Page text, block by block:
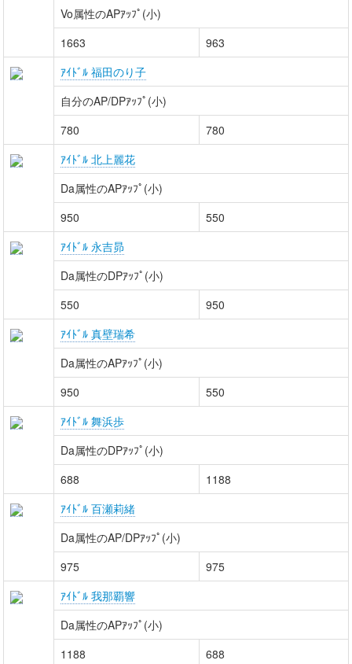
Vo属性のAPｱｯﾌﾟ(小)
1663
963
ｱｲﾄﾞﾙ 福田のり子
自分のAP/DPｱｯﾌﾟ(小)
780
780
ｱｲﾄﾞﾙ 北上麗花
Da属性のAPｱｯﾌﾟ(小)
950
550
ｱｲﾄﾞﾙ 永吉昴
Da属性のDPｱｯﾌﾟ(小)
550
950
ｱｲﾄﾞﾙ 真壁瑞希
Da属性のAPｱｯﾌﾟ(小)
950
550
ｱｲﾄﾞﾙ 舞浜歩
Da属性のDPｱｯﾌﾟ(小)
688
1188
ｱｲﾄﾞﾙ 百瀬莉緒
Da属性のAP/DPｱｯﾌﾟ(小)
975
975
ｱｲﾄﾞﾙ 我那覇響
Da属性のAPｱｯﾌﾟ(小)
1188
688